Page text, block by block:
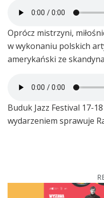
Oprócz mistrzyni,
w wykonaniu polskich
amerykański ze
Buduk Jazz Festival 17-
wydarzeniem sprawuje